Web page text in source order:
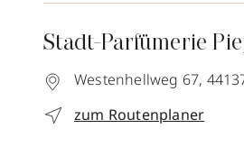
Stadt-Parfümerie
Westenhellweg 67,
zum Routenplaner